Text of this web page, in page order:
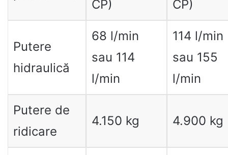
CP)
CP)
Putere
hidraulică
68 l/min
sau 114
l/min
114 l/min
sau 155
l/min
Putere de
ridicare
4.150 kg 4.900 kg